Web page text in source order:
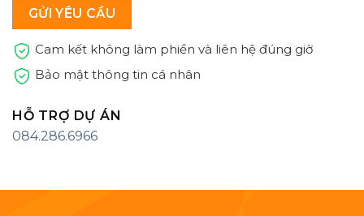
Cam kết không làm phiền và liên hệ đúng giờ
Bảo mật thông tin cá nhân
HỖ TRỢ DỰ ÁN
084.286.6966